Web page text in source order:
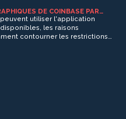
DE COINBASE PAR
utiliser l'application
les raisons
contourner les restrictions